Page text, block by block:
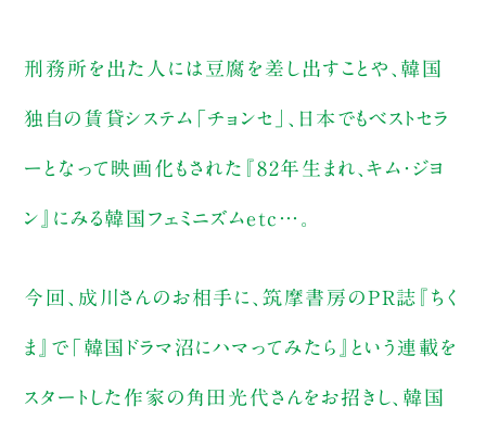
刑務所を出た人には豆腐を差し出すことや、韓国
独自の賃貸システム「チョンセ」、日本でもベストセラ
ーとなって映画化もされた『82年生まれ、キム・ジヨ
ン』にみる韓国フェミニズムetc…。
今回、成川さんのお相手に、筑摩書房のPR誌『ちく
ま』で「韓国ドラマ沼にハマってみたら』という連載を
スタートした作家の角田光代さんをお招きし、韓国